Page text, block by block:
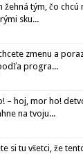
žehná tým, čo
sku...
zmenu a
progra...
– hoj, mor ho!
na tvoju...
si tu všetci, že